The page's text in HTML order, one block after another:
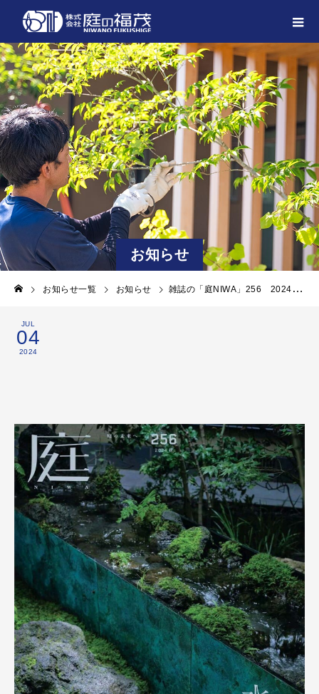
お知らせ
お知らせ一覧 お知らせ 雑誌の「庭NIWA」256 2024秋号にチーム3628術メインガーデンが掲載されました。
JUL
04
2024